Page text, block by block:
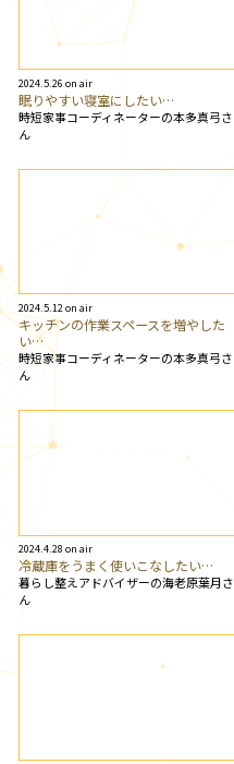
2024.5.26 on air
眠りやすい寝室にしたい…
時短家事コーディネーターの本多真弓さ
ん
2024.5.12 on air
キッチンの作業スペースを増やした
い…
時短家事コーディネーターの本多真弓さ
ん
2024.4.28 on air
冷蔵庫をうまく使いこなしたい…
暮らし整えアドバイザーの海老原葉月さ
ん